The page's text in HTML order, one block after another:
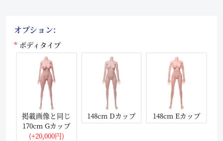
オプション:
ボディタイプ
掲載画像と同じ
170cm Gカップ
(+20,000円)
148cm Dカップ 148cm Eカップ